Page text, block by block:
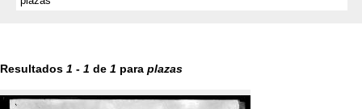
Resultados 1 - 1 de 1 para plazas